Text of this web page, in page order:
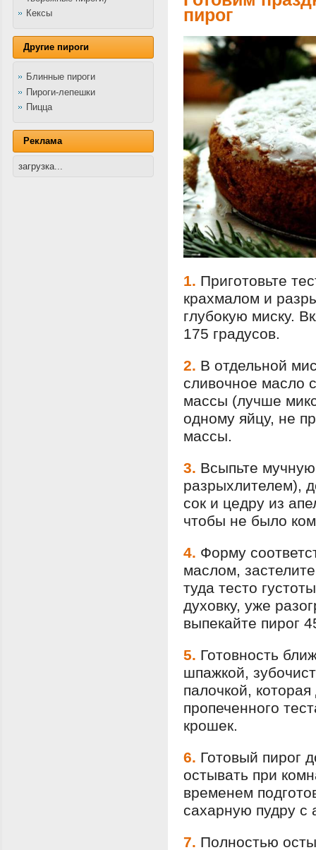
Кексы
Другие пироги
Блинные пироги
Пироги-лепешки
Пицца
Реклама
загрузка...
пирог
1. Приготовьте
крахмалом и
глубокую миску.
175 градусов.
2. В отдельной
сливочное масло
массы (лучше
одному яйцу, не
массы.
3. Всыпьте
разрыхлителем),
сок и цедру из
чтобы не было
4. Форму
маслом,
туда тесто
духовку, уже
выпекайте пирог
5. Готовность
шпажкой,
палочкой,
пропеченного
крошек.
6. Готовый пирог
остывать при
временем
сахарную пудру с
7. Полностью